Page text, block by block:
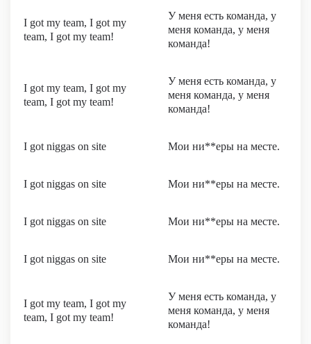
I got my team, I got my
team, I got my team!
У меня есть команда, у
меня команда, у меня
команда!
I got my team, I got my
team, I got my team!
У меня есть команда, у
меня команда, у меня
команда!
I got niggas on site Мои ни**еры на месте.
I got niggas on site Мои ни**еры на месте.
I got niggas on site Мои ни**еры на месте.
I got niggas on site Мои ни**еры на месте.
I got my team, I got my
team, I got my team!
У меня есть команда, у
меня команда, у меня
команда!